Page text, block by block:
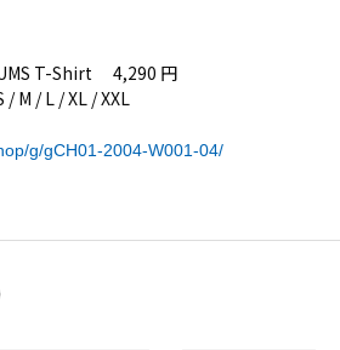
T-Shirt 4,290 円
M / L / XL / XXL
g/gCH01-2004-W001-04/